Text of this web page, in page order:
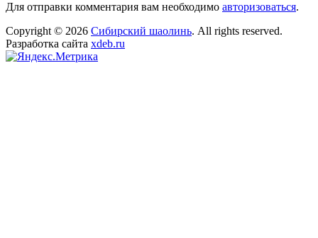
Для отправки комментария вам необходимо авторизоваться.
Copyright © 2026 Сибирский шаолинь. All rights reserved.
Разработка сайта xdeb.ru